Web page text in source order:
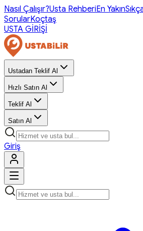
Nasıl Çalışır?Usta RehberiEn Yakın
SorularKoçtaş
USTA GİRİŞİ
Ustadan Teklif Al
Hızlı Satın Al
Teklif Al
Satın Al
Giriş